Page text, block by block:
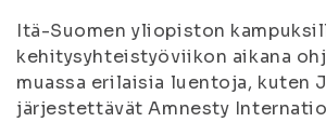
Itä-Suomen yliopiston
kehitysyhteistyöviikon aikana
muassa erilaisia luentoja, kuten
järjestettävät Amnesty